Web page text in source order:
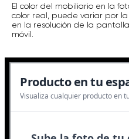
El color del mobiliario en la
color real, puede variar por
en la resolución de la
móvil.